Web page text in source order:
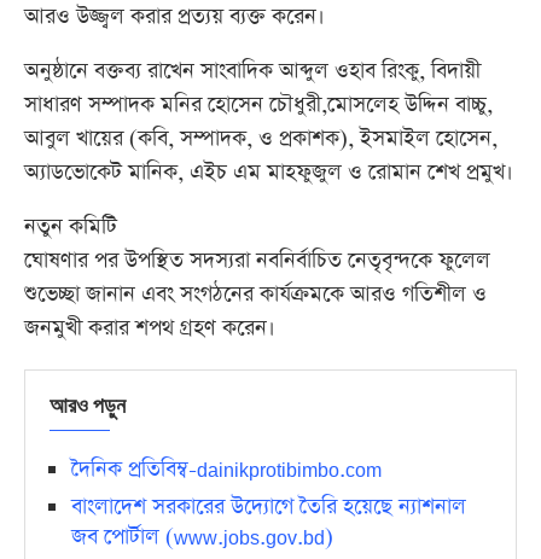
আরও উজ্জ্বল করার প্রত্যয় ব্যক্ত করেন।
অনুষ্ঠানে বক্তব্য রাখেন সাংবাদিক আব্দুল ওহাব রিংকু, বিদায়ী
সাধারণ সম্পাদক মনির হোসেন চৌধুরী,মোসলেহ উদ্দিন বাচ্চু,
আবুল খায়ের (কবি, সম্পাদক, ও প্রকাশক), ইসমাইল হোসেন,
অ্যাডভোকেট মানিক, এইচ এম মাহফুজুল ও রোমান শেখ প্রমুখ।
নতুন কমিটি
ঘোষণার পর উপস্থিত সদস্যরা নবনির্বাচিত নেতৃবৃন্দকে ফুলেল
শুভেচ্ছা জানান এবং সংগঠনের কার্যক্রমকে আরও গতিশীল ও
জনমুখী করার শপথ গ্রহণ করেন।
আরও পড়ুন
দৈনিক প্রতিবিম্ব-dainikprotibimbo.com
বাংলাদেশ সরকারের উদ্যোগে তৈরি হয়েছে ন্যাশনাল
জব পোর্টাল (www.jobs.gov.bd)